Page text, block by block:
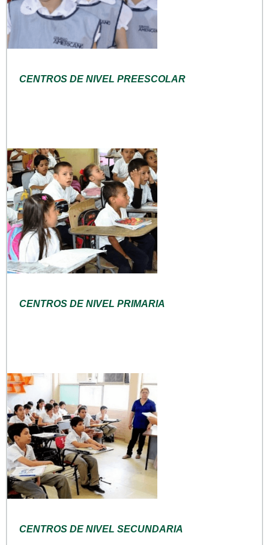
CENTROS DE NIVEL PREESCOLAR
CENTROS DE NIVEL PRIMARIA
CENTROS DE NIVEL SECUNDARIA